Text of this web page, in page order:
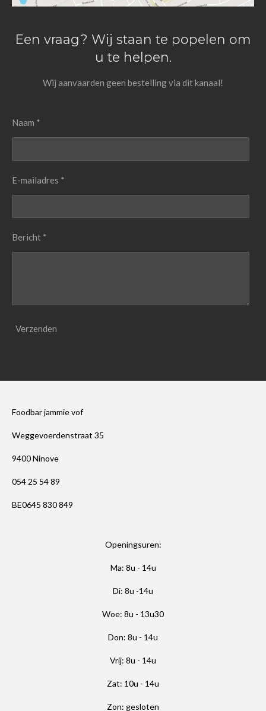
Een vraag? Wij staan te popelen om
u te helpen.
Wij aanvaarden geen bestelling via dit kanaal!
Naam *
E-mailadres *
Bericht *
Verzenden
Foodbar jammie vof
Weggevoerdenstraat 35
9400 Ninove
054 25 54 89
BE0645 830 849
Openingsuren:
Ma: 8u - 14u
Di: 8u -14u
Woe: 8u - 13u30
Don: 8u - 14u
Vrij: 8u - 14u
Zat: 10u - 14u
Zon: gesloten